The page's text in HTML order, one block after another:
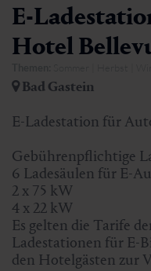
E-
Hotel
Bad Gastein
E-Ladestation für
Gebührenpflichtige
6 Ladesäulen für E-
2 x 75 kW
4 x 22 kW
Es gelten die Tarife
Ladestationen für E-
den Hotelgästen zur